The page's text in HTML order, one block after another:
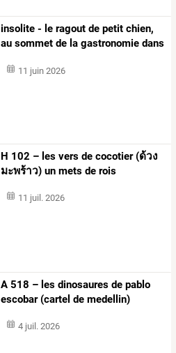
insolite - le ragout de petit chien,
au sommet de la gastronomie dans
11 juin 2026
H 102 – les vers de cocotier (ด้วง
มะพร้าว) un mets de rois
11 juil. 2026
A 518 – les dinosaures de pablo
escobar (cartel de medellin)
4 juil. 2026